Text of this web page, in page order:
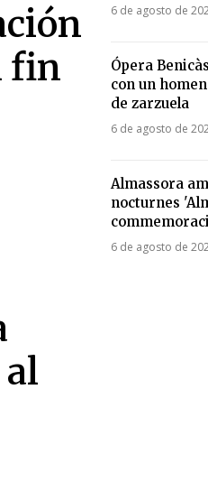
fin
6 de agosto de
Ópera
con un
de zarzuela
6 de agosto de
Almassora
nocturnes
6 de agosto de